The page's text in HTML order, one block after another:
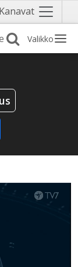
Kanavat Näytä
valikko
Valikko